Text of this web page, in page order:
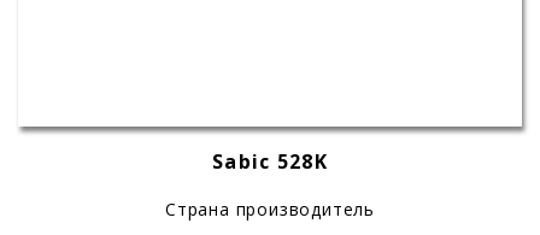
Sabic 528K
Страна производитель